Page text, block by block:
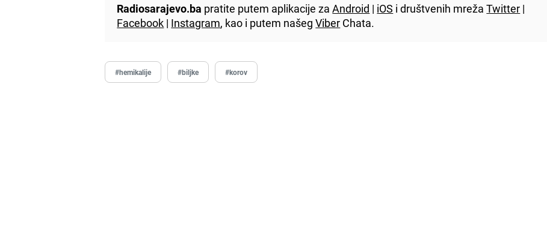
Radiosarajevo.ba pratite putem aplikacije zaAndroid | iOS i društvenih mrežaTwitter |
Facebook | Instagram, kao i putem našegViber Chata.
#hemikalije #biljke #korov